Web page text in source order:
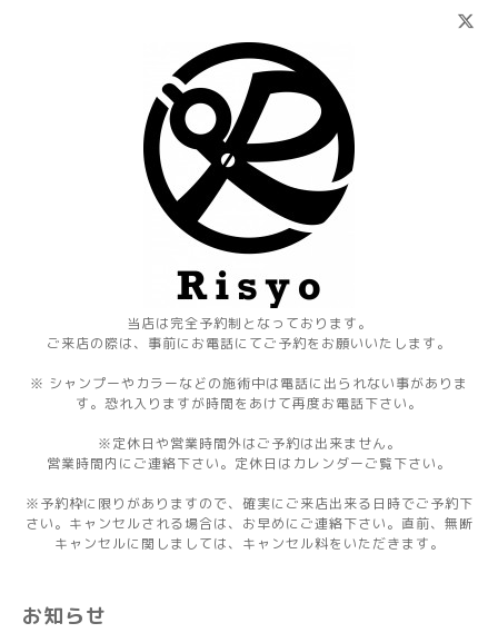
当店は完全予約制となっております。
ご来店の際は、事前にお電話にてご予約をお願いいたします。
※ シャンプーやカラーなどの施術中は電話に出られない事がありま
す。恐れ入りますが時間をあけて再度お電話下さい。
※定休日や営業時間外はご予約は出来ません。
営業時間内にご連絡下さい。定休日はカレンダーご覧下さい。
※予約枠に限りがありますので、確実にご来店出来る日時でご予約下
さい。キャンセルされる場合は、お早めにご連絡下さい。直前、無断
キャンセルに関しましては、キャンセル料をいただきます。
お知らせ